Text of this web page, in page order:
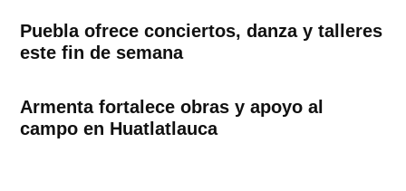
Puebla ofrece conciertos, danza y talleres
este fin de semana
Armenta fortalece obras y apoyo al
campo en Huatlatlauca